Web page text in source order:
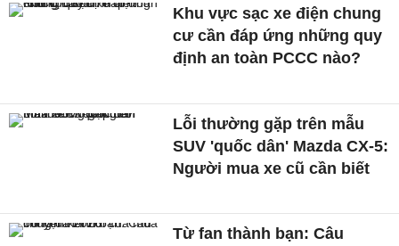
Khu vực sạc xe điện chung
cư cần đáp ứng những quy
định an toàn PCCC nào?
Lỗi thường gặp trên mẫu
SUV 'quốc dân' Mazda CX-5:
Người mua xe cũ cần biết
Từ fan thành bạn: Câu